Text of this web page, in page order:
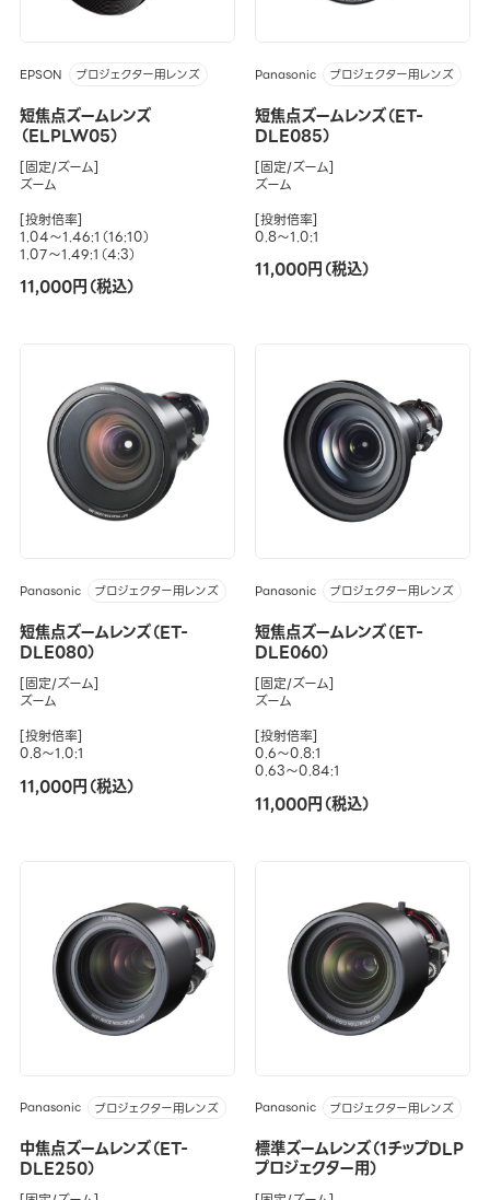
EPSON プロジェクター用レンズ
短焦点ズームレンズ
（ELPLW05）
[固定/ズーム]
ズーム
[投射倍率]
1.04～1.46:1（16:10）
1.07～1.49:1（4:3）
11,000円（税込）
Panasonic プロジェクター用レンズ
短焦点ズームレンズ（ET-
DLE085）
[固定/ズーム]
ズーム
[投射倍率]
0.8～1.0:1
11,000円（税込）
Panasonic プロジェクター用レンズ
短焦点ズームレンズ（ET-
DLE080）
[固定/ズーム]
ズーム
[投射倍率]
0.8～1.0:1
11,000円（税込）
Panasonic プロジェクター用レンズ
短焦点ズームレンズ（ET-
DLE060）
[固定/ズーム]
ズーム
[投射倍率]
0.6～0.8:1
0.63～0.84:1
11,000円（税込）
Panasonic プロジェクター用レンズ
中焦点ズームレンズ（ET-
DLE250）
Panasonic プロジェクター用レンズ
標準ズームレンズ（1チップDLP
プロジェクター用）